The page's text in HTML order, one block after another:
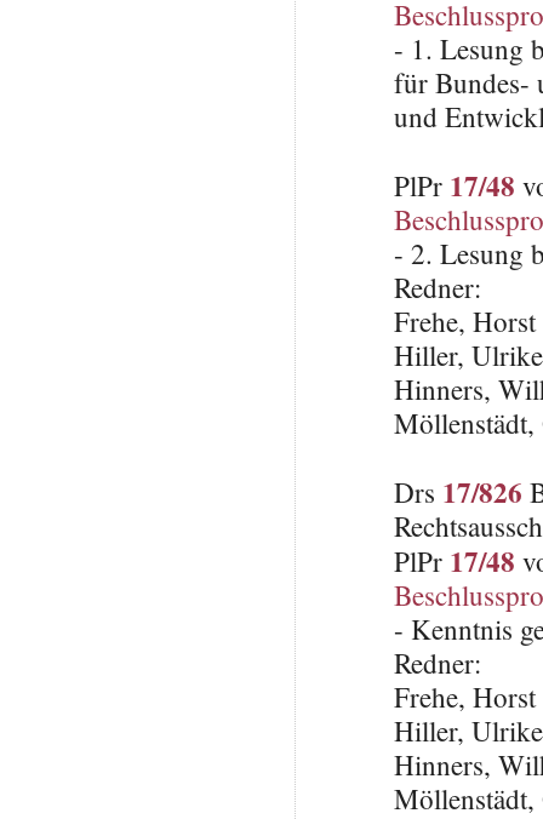
- 1. Lesung
für Bundes-
und
PlPr 17/48
- 2. Lesung
Redner:
Frehe,
Hiller,
Hinners,
Drs 17/826
PlPr 17/48
- Kenntnis
Redner:
Frehe,
Hiller,
Hinners,